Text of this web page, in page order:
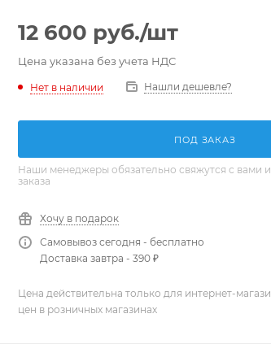
12 600 руб./шт
Цена указана без учета НДС
Нет в наличии Нашли дешевле?
ПОД ЗАКАЗ
Наши менеджеры обязательно свяжутся с вами и
заказа
Хочу в подарок
Самовывоз сегодня - бесплатно
Доставка завтра - 390 ₽
Цена действительна только для интернет-
цен в розничных магазинах